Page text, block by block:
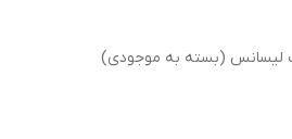
لیسانس (بسته به موجودی)